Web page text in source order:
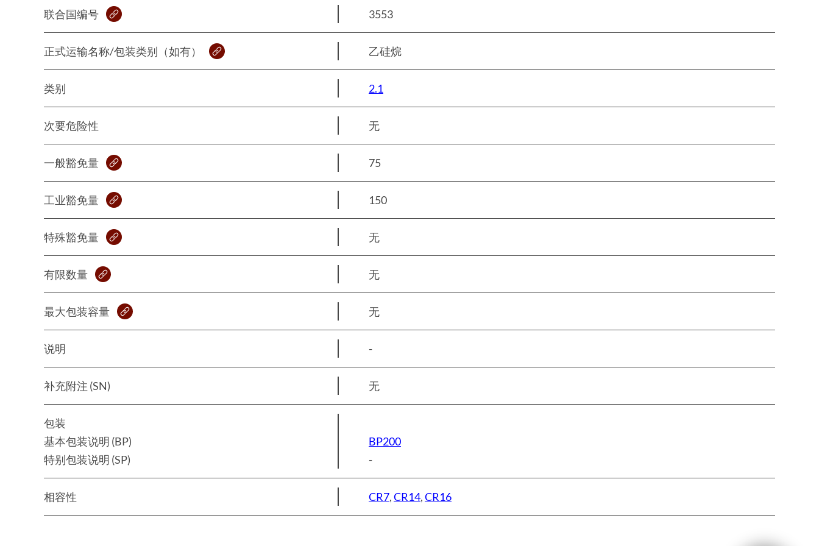
联合国编号 3553
正式运输名称/包装类别（如有） 乙硅烷
类别 2.1
次要危险性 无
一般豁免量 75
工业豁免量 150
特殊豁免量 无
有限数量 无
最大包装容量 无
说明 -
补充附注 (SN) 无
包装
基本包装说明 (BP)
BP200
特别包装说明 (SP)
-
相容性 CR7,CR14,CR16